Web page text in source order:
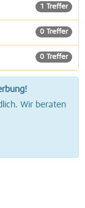
1 Treffer
0 Treffer
0 Treffer
Wir beraten